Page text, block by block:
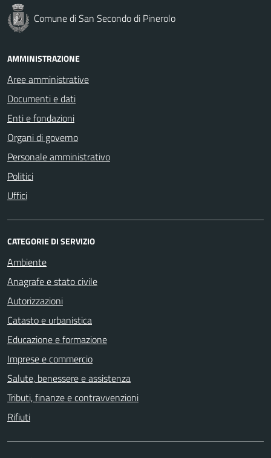
Comune di San Secondo di Pinerolo
AMMINISTRAZIONE
Aree amministrative
Documenti e dati
Enti e fondazioni
Organi di governo
Personale amministrativo
Politici
Uffici
CATEGORIE DI SERVIZIO
Ambiente
Anagrafe e stato civile
Autorizzazioni
Catasto e urbanistica
Educazione e formazione
Imprese e commercio
Salute, benessere e assistenza
Tributi, finanze e contravvenzioni
Rifiuti